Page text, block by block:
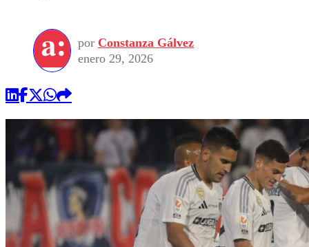
por Constanza Gálvez
enero 29, 2026